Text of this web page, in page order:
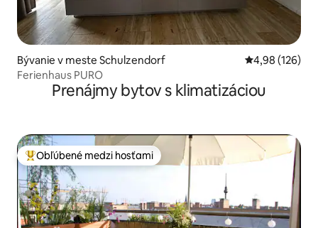
Bývanie v meste Schulzendorf Priemerné
4,98 (126)
Ferienhaus PURO
Prenájmy bytov s klimatizáciou
Najobľúbenejšie medzi hosťami
Obľúbené medzi hosťami